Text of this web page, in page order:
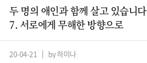
두 명의 애인과 함께 살고 있습니다
7. 서로에게 무해한 방향으로
20-04-21 by 하미나